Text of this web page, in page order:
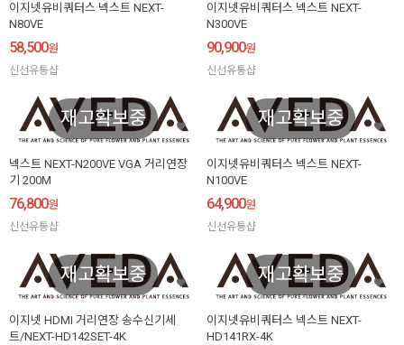
이지넷유비쿼터스 넥스트 NEXT-
N80VE
58,500원
신선유통샵
이지넷유비쿼터스 넥스트 NEXT-
N300VE
90,900원
신선유통샵
재고확보중
넥스트 NEXT-N200VE VGA 거리연장
기 200M
76,800원
신선유통샵
재고확보중
이지넷유비쿼터스 넥스트 NEXT-
N100VE
64,900원
신선유통샵
재고확보중
이지넷 HDMI 거리연장 송수신기세
트/NEXT-HD142SET-4K
재고확보중
이지넷유비쿼터스 넥스트 NEXT-
HD141RX-4K